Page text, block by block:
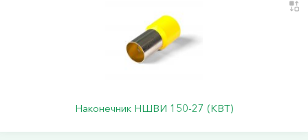
Наконечник НШВИ 150-27 (КВТ)